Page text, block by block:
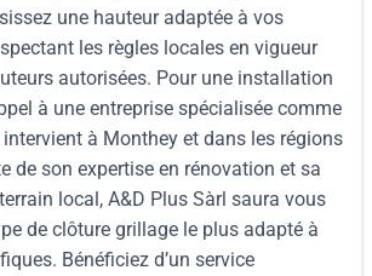
une hauteur adaptée à vos
les règles locales en vigueur
autorisées. Pour une installation
à une entreprise spécialisée comme
à Monthey et dans les régions
de son expertise en rénovation et sa
local, A&D Plus Sàrl saura vous
de clôture grillage le plus adapté à
Bénéficiez d’un service